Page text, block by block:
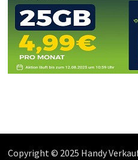
Copyright © 2025 Handy